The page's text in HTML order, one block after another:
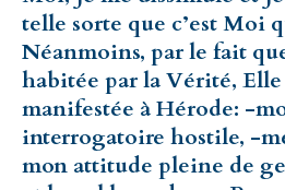
telle sorte que c’est Moi
Néanmoins, par le fait
habitée par la Vérité, Elle
manifestée à Hérode: -
interrogatoire hostile, -
mon attitude pleine de